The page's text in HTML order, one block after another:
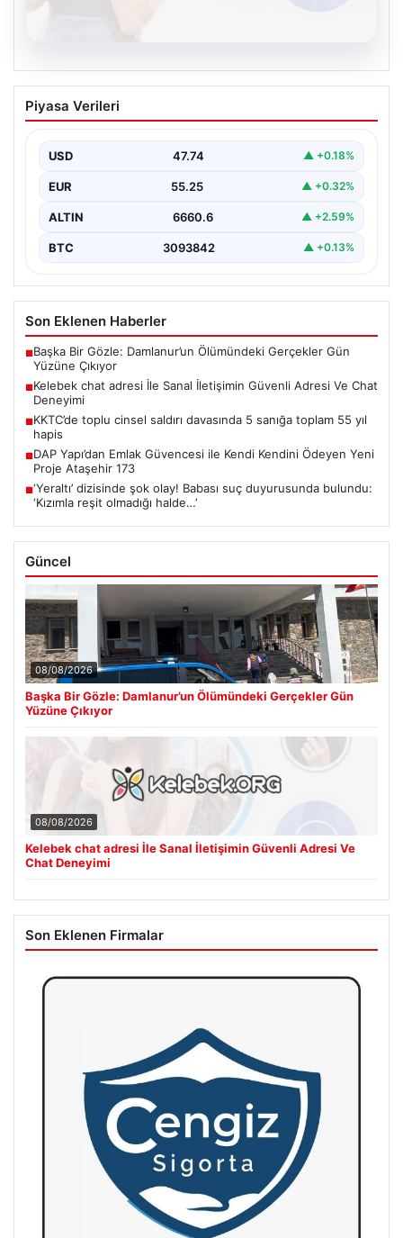
Kelebek chat adresi İle Sanal İletişimin
Güvenli Adresi Ve Chat Deneyimi
kurması ciddi bir değer barındırmaktadır. Günümüzde
birçok…
Piyasa Verileri
USD 47.74 ▲ +0.18%
EUR 55.25 ▲ +0.32%
ALTIN 6660.6 ▲ +2.59%
BTC 3093842 ▲ +0.13%
Son Eklenen Haberler
■Başka Bir Gözle: Damlanur’un Ölümündeki Gerçekler Gün
Yüzüne Çıkıyor
■Kelebek chat adresi İle Sanal İletişimin Güvenli Adresi Ve Chat
Deneyimi
■KKTC’de toplu cinsel saldırı davasında 5 sanığa toplam 55 yıl
hapis
■DAP Yapı’dan Emlak Güvencesi ile Kendi Kendini Ödeyen Yeni
Proje Ataşehir 173
■‘Yeraltı’ dizisinde şok olay! Babası suç duyurusunda bulundu:
‘Kızımla reşit olmadığı halde…’
Güncel
08/08/2026
Başka Bir Gözle: Damlanur’un Ölümündeki Gerçekler Gün
Yüzüne Çıkıyor
08/08/2026
Kelebek chat adresi İle Sanal İletişimin Güvenli Adresi Ve
Chat Deneyimi
Son Eklenen Firmalar